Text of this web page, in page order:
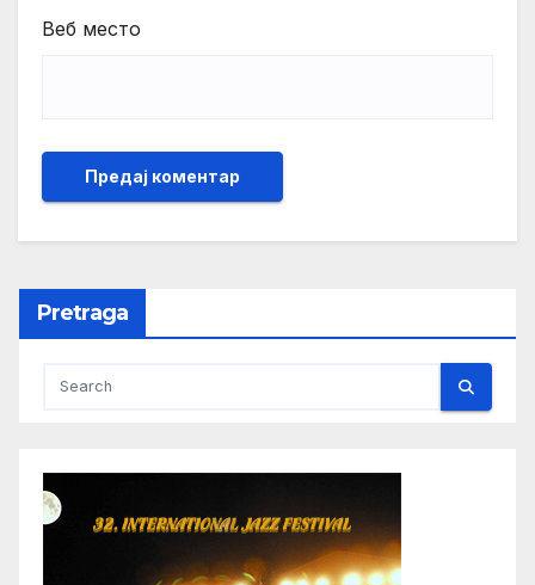
Веб место
Pretraga